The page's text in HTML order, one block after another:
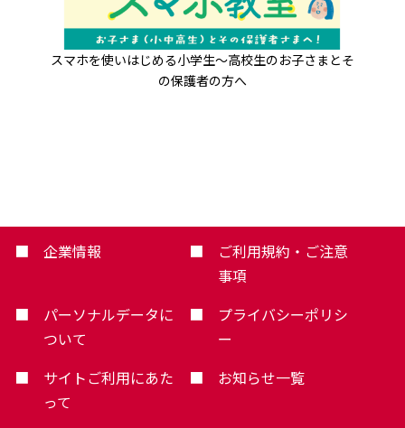
スマホを使いはじめる小学生～高校生のお子さまとそ
の保護者の方へ
企業情報
ご利用規約・ご注意
事項
パーソナルデータに
ついて
プライバシーポリシ
ー
サイトご利用にあた
って
お知らせ一覧